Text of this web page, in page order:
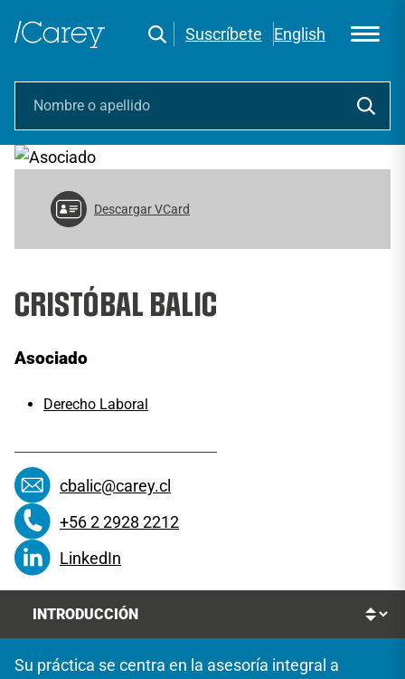
Suscríbete English
Descargar VCard
CRISTÓBAL BALIC
Asociado
Derecho Laboral
cbalic@carey.cl
+56 2 2928 2212
LinkedIn
Su práctica se centra en la asesoría integral a